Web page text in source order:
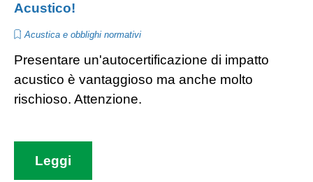
Acustico!
Acustica e obblighi normativi
Presentare un'autocertificazione di impatto
acustico è vantaggioso ma anche molto
rischioso. Attenzione.
Leggi